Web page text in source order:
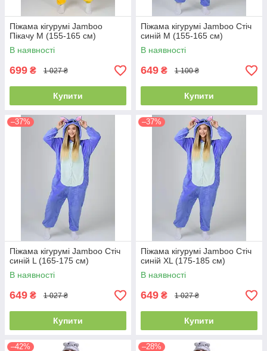
Піжама кігурумі Jamboo
Пікачу M (155-165 см)
В наявності
699 ₴ 1 027 ₴
Купити
Піжама кігурумі Jamboo Стіч
синій M (155-165 см)
В наявності
649 ₴ 1 100 ₴
Купити
–37%
Піжама кігурумі Jamboo Стіч
синій L (165-175 см)
В наявності
649 ₴ 1 027 ₴
Купити
–37%
Піжама кігурумі Jamboo Стіч
синій XL (175-185 см)
В наявності
649 ₴ 1 027 ₴
Купити
–42% –28%